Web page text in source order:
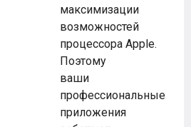
максимизации
возможностей
процессора Apple.
Поэтому
ваши
профессиональные
приложения